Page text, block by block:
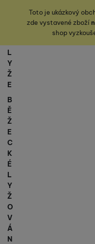
Toto je ukázkový
zde vystavené zboží
shop
L
Y
Ž
E
B
Ě
Ž
E
C
K
É
L
Y
Ž
O
V
Á
N